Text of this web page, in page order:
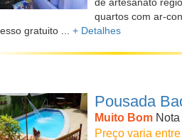
quartos com ar-
gratuito ... + Detalhes
Pousada
Muito Bom
Preço varia